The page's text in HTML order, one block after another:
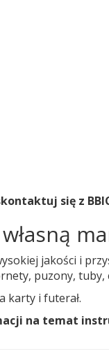
się z
jakości i
puzony,
karty i futerał.
na temat